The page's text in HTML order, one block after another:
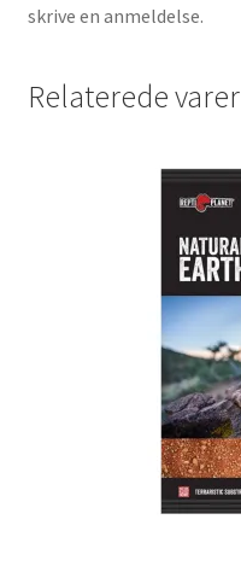
skrive en anmeldelse.
Relaterede varer